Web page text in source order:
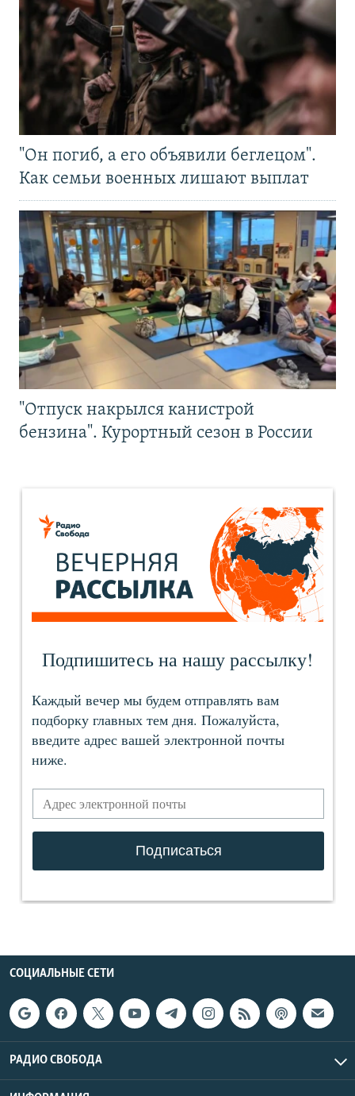
"Он погиб, а его объявили беглецом".
Как семьи военных лишают выплат
"Отпуск накрылся канистрой
бензина". Курортный сезон в России
СОЦИАЛЬНЫЕ СЕТИ
РАДИО СВОБОДА